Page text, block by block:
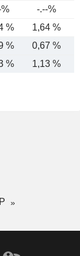
-.--%
%
1,64 %
%
0,67 %
% 1,13 %